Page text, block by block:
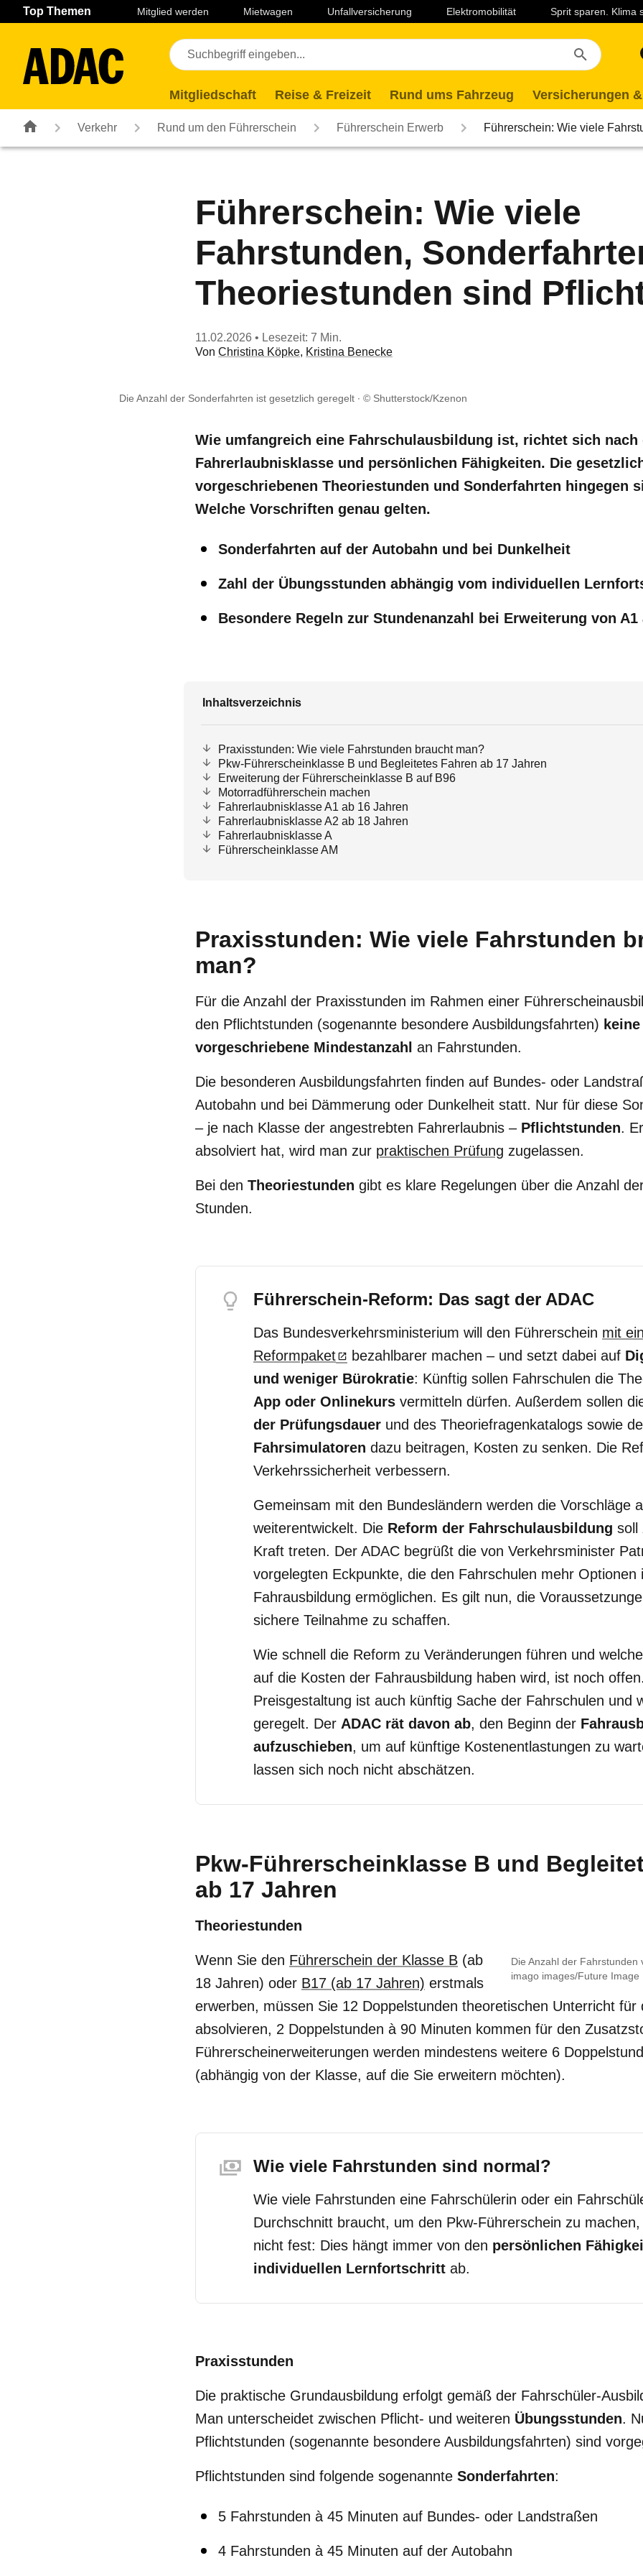
Navigation Seiteninhalt Fußzeile
Top Themen Mitglied werden Mietwagen Unfallversicherung Elektromobilität Sprit sparen. Klima
Mitgliedschaft Reise & Freizeit Rund ums Fahrzeug Versicherungen
Verkehr Rund um den Führerschein Führerschein Erwerb Führerschein: Wie viele
Führerschein: Wie viele
Fahrstunden,
Theoriestunden sind
11.02.2026 • Lesezeit: 7 Min.
Von Christina Köpke, Kristina Benecke
Die Anzahl der Sonderfahrten ist gesetzlich geregelt © Shutterstock/Kzenon
Wie umfangreich eine Fahrschulausbildung ist, richtet sich nach
Fahrerlaubnisklasse und persönlichen Fähigkeiten. Die
vorgeschriebenen Theoriestunden und Sonderfahrten hingegen
Welche Vorschriften genau gelten.
Sonderfahrten auf der Autobahn und bei Dunkelheit
Zahl der Übungsstunden abhängig vom individuellen
Besondere Regeln zur Stundenanzahl bei Erweiterung von A1
Inhaltsverzeichnis
Praxisstunden: Wie viele Fahrstunden braucht man?
Pkw-Führerscheinklasse B und Begleitetes Fahren ab 17 Jahren
Erweiterung der Führerscheinklasse B auf B96
Motorradführerschein machen
Fahrerlaubnisklasse A1 ab 16 Jahren
Fahrerlaubnisklasse A2 ab 18 Jahren
Fahrerlaubnisklasse A
Führerscheinklasse AM
Praxisstunden: Wie viele Fahrstunden
man?
Für die Anzahl der Praxisstunden im Rahmen einer
den Pflichtstunden (sogenannte besondere Ausbildungsfahrten)
vorgeschriebene Mindestanzahl an Fahrstunden.
Die besonderen Ausbildungsfahrten finden auf Bundes- oder
Autobahn und bei Dämmerung oder Dunkelheit statt. Nur für diese
– je nach Klasse der angestrebten Fahrerlaubnis – Pflichtstunden.
absolviert hat, wird man zur praktischen Prüfung zugelassen.
Bei den Theoriestunden gibt es klare Regelungen über die Anzahl
Stunden.
Führerschein-Reform: Das sagt der ADAC
Das Bundesverkehrsministerium will den Führerschein mit
Reformpaket
bezahlbarer machen – und setzt dabei auf
und weniger Bürokratie: Künftig sollen Fahrschulen die
App oder Onlinekurs vermitteln dürfen. Außerdem sollen
der Prüfungsdauer und des Theoriefragenkatalogs sowie
Fahrsimulatoren dazu beitragen, Kosten zu senken. Die
Verkehrssicherheit verbessern.
Gemeinsam mit den Bundesländern werden die Vorschläge
weiterentwickelt. Die Reform der Fahrschulausbildung soll
Kraft treten. Der ADAC begrüßt die von Verkehrsminister
vorgelegten Eckpunkte, die den Fahrschulen mehr Optionen
Fahrausbildung ermöglichen. Es gilt nun, die
sichere Teilnahme zu schaffen.
Wie schnell die Reform zu Veränderungen führen und
auf die Kosten der Fahrausbildung haben wird, ist noch
Preisgestaltung ist auch künftig Sache der Fahrschulen und
geregelt. Der ADAC rät davon ab, den Beginn der
aufzuschieben, um auf künftige Kostenentlastungen zu
lassen sich noch nicht abschätzen.
Pkw-Führerscheinklasse B und
ab 17 Jahren
Theoriestunden
Die Anzahl der
imago images/Future Image
Wenn Sie den Führerschein der Klasse B (ab
18 Jahren) oder B17 (ab 17 Jahren) erstmals
erwerben, müssen Sie 12 Doppelstunden theoretischen Unterricht für
absolvieren, 2 Doppelstunden à 90 Minuten kommen für den
Führerscheinerweiterungen werden mindestens weitere 6
(abhängig von der Klasse, auf die Sie erweitern möchten).
Wie viele Fahrstunden sind normal?
Wie viele Fahrstunden eine Fahrschülerin oder ein
Durchschnitt braucht, um den Pkw-Führerschein zu
nicht fest: Dies hängt immer von den persönlichen
individuellen Lernfortschritt ab.
Praxisstunden
Die praktische Grundausbildung erfolgt gemäß der Fahrschüler-
Man unterscheidet zwischen Pflicht- und weiteren Übungsstunden.
Pflichtstunden (sogenannte besondere Ausbildungsfahrten) sind
Pflichtstunden sind folgende sogenannte Sonderfahrten:
5 Fahrstunden à 45 Minuten auf Bundes- oder Landstraßen
4 Fahrstunden à 45 Minuten auf der Autobahn